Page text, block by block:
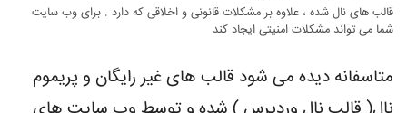
قالب های نال شده ، علاوه بر مشکلات قانونی و اخلاقی که دارد . برای وب سایت
شما می تواند مشکلات امنیتی ایجاد کند
متاسفانه دیده می شود قالب های غیر رایگان و پریموم